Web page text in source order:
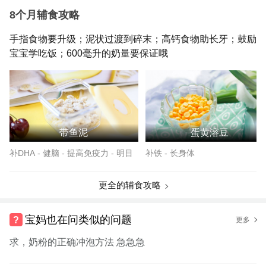
8个月辅食攻略
手指食物要升级；泥状过渡到碎末；高钙食物助长牙；鼓励
宝宝学吃饭；600毫升的奶量要保证哦
带鱼泥
补DHA - 健脑 - 提高免疫力 - 明目
蛋黄溶豆
补铁 - 长身体
更全的辅食攻略
宝妈也在问类似的问题 更多
求，奶粉的正确冲泡方法 急急急